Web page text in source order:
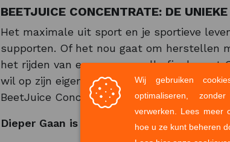
BEETJUICE CONCENTRATE: DE
Het maximale uit sport en je sportieve
supporten. Of het nou gaat om herstellen
het rijden van een super snelle finale met
wil op zijn eigen niveau het maximale eruit
BeetJuice Concentrate gaat daar zeker het
Dieper Gaan is mogelijk door de unieke